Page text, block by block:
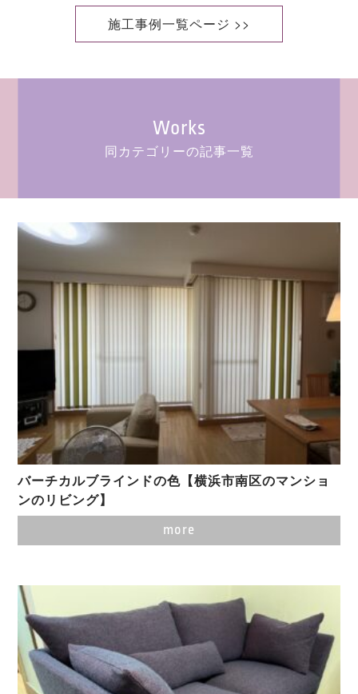
施工事例一覧ページ >>
Works
同カテゴリーの記事一覧
バーチカルブラインドの色【横浜市南区のマンショ
ンのリビング】
more